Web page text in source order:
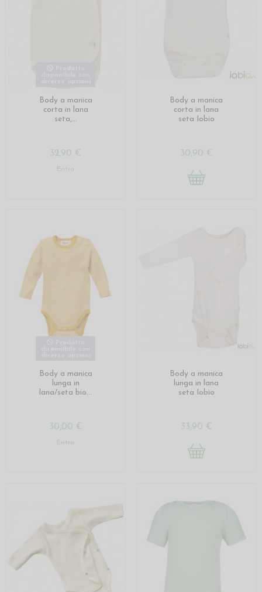
Body a manica
corta in lana
seta,...
32,90 €
Entra
Body a manica
corta in lana
seta Iobio
30,90 €
Body a manica
lunga in
lana/seta bio...
30,00 €
Entra
Body a manica
lunga in lana
seta Iobio
33,90 €